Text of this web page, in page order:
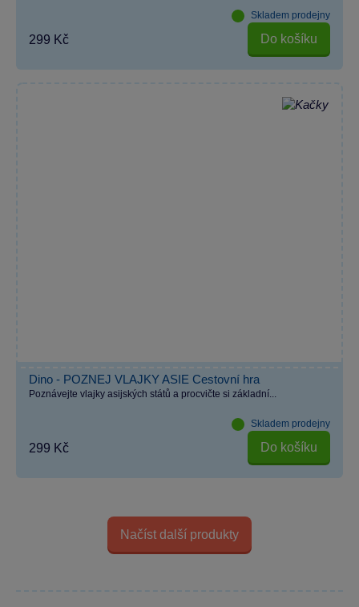
Skladem prodejny
299 Kč Do košíku
Dino - POZNEJ VLAJKY ASIE Cestovní hra
Poznávejte vlajky asijských států a procvičte si základní...
Skladem prodejny
299 Kč Do košíku
Načíst další produkty